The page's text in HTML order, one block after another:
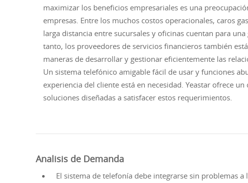
maximizar los beneficios empresariales es una
empresas. Entre los muchos costos operacionales, caros
larga distancia entre sucursales y oficinas cuentan para
tanto, los proveedores de servicios financieros también
maneras de desarrollar y gestionar eficientemente las
Un sistema telefónico amigable fácil de usar y funciones
experiencia del cliente está en necesidad. Yeastar ofrece
soluciones diseñadas a satisfacer estos requerimientos.
Analisis de Demanda
El sistema de telefonía debe integrarse sin problemas